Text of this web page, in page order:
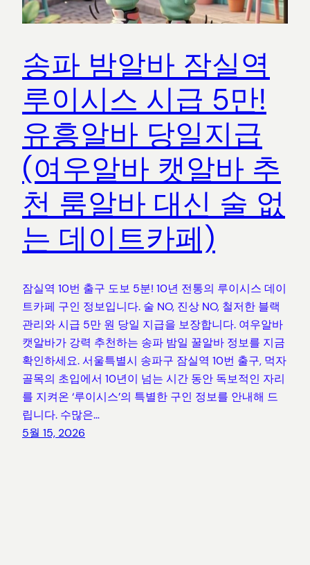
송파 밤알바 잠실역
루이시스 시급 5만!
유흥알바 당일지급
(여우알바 캣알바 추
천 룸알바 대신 술 없
는 데이트카페)
잠실역 10번 출구 도보 5분! 10년 전통의 루이시스 데이
트카페 구인 정보입니다. 술 NO, 진상 NO, 철저한 블랙
관리와 시급 5만 원 당일 지급을 보장합니다. 여우알바
캣알바가 강력 추천하는 송파 밤일 꿀알바 정보를 지금
확인하세요. 서울특별시 송파구 잠실역 10번 출구, 먹자
골목의 초입에서 10년이 넘는 시간 동안 독보적인 자리
를 지켜온 ‘루이시스’의 특별한 구인 정보를 안내해 드
립니다. 수많은…
5월 15, 2026